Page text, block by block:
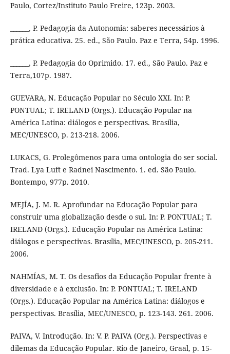
Paulo, Cortez/Instituto Paulo Freire, 123p. 2003.
______, P. Pedagogia da Autonomia: saberes necessários à
prática educativa. 25. ed., São Paulo. Paz e Terra, 54p. 1996.
______, P. Pedagogia do Oprimido. 17. ed., São Paulo. Paz e
Terra,107p. 1987.
GUEVARA, N. Educação Popular no Século XXI. In: P.
PONTUAL; T. IRELAND (Orgs.). Educação Popular na
América Latina: diálogos e perspectivas. Brasília,
MEC/UNESCO, p. 213-218. 2006.
LUKACS, G. Prolegômenos para uma ontologia do ser social.
Trad. Lya Luft e Radnei Nascimento. 1. ed. São Paulo.
Bontempo, 977p. 2010.
MEJÍA, J. M. R. Aprofundar na Educação Popular para
construir uma globalização desde o sul. In: P. PONTUAL; T.
IRELAND (Orgs.). Educação Popular na América Latina:
diálogos e perspectivas. Brasília, MEC/UNESCO, p. 205-211.
2006.
NAHMÍAS, M. T. Os desafios da Educação Popular frente à
diversidade e à exclusão. In: P. PONTUAL; T. IRELAND
(Orgs.). Educação Popular na América Latina: diálogos e
perspectivas. Brasília, MEC/UNESCO, p. 123-143. 261. 2006.
PAIVA, V. Introdução. In: V. P. PAIVA (Org.). Perspectivas e
dilemas da Educação Popular. Rio de Janeiro, Graal, p. 15-